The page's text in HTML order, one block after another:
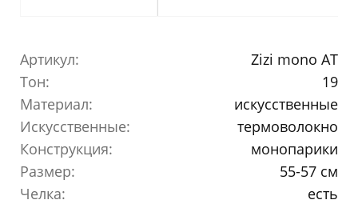
Артикул:
Zizi mono AT
Тон:
19
Материал:
искусственные
Искусственные:
термоволокно
Конструкция:
монопарики
Размер:
55-57 см
Челка:
есть